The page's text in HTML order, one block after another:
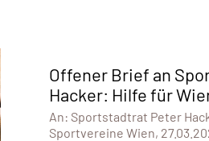
Offener Brief an
Hacker: Hilfe für
An: Sportstadtrat Peter
Sportvereine Wien,